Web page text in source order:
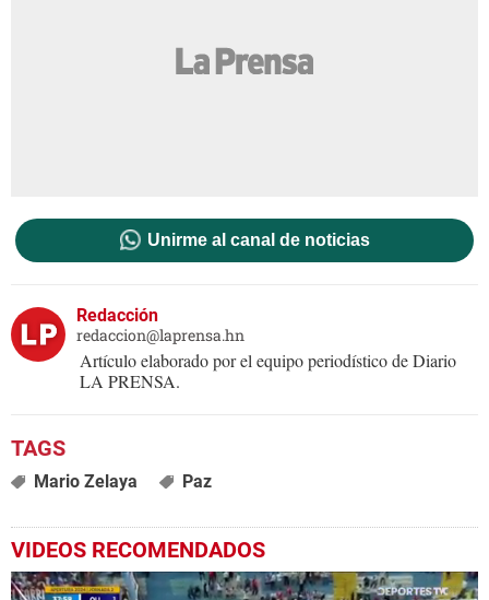
Unirme al canal de noticias
Redacción
redaccion@laprensa.hn
Artículo elaborado por el equipo periodístico de Diario
LA PRENSA.
Mario Zelaya Paz
VIDEOS RECOMENDADOS